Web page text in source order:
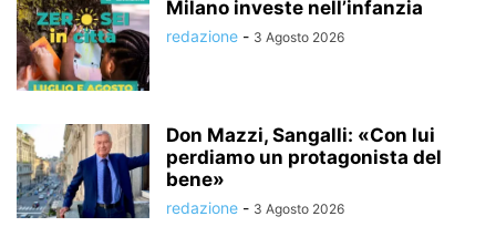
Milano investe nell’infanzia
redazione - 3 Agosto 2026
Don Mazzi, Sangalli: «Con lui
perdiamo un protagonista del
bene»
redazione - 3 Agosto 2026